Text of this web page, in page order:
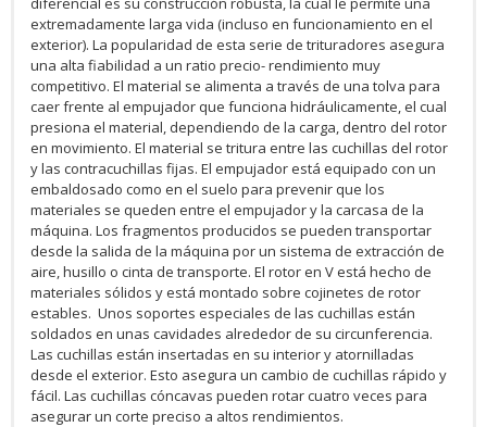
extremadamente larga vida (incluso en funcionamiento en el
exterior). La popularidad de esta serie de trituradores asegura
una alta fiabilidad a un ratio precio- rendimiento muy
competitivo. El material se alimenta a través de una tolva para
caer frente al empujador que funciona hidráulicamente, el cual
presiona el material, dependiendo de la carga, dentro del rotor
en movimiento. El material se tritura entre las cuchillas del rotor
y las contracuchillas fijas. El empujador está equipado con un
embaldosado como en el suelo para prevenir que los
materiales se queden entre el empujador y la carcasa de la
máquina. Los fragmentos producidos se pueden transportar
desde la salida de la máquina por un sistema de extracción de
aire, husillo o cinta de transporte. El rotor en V está hecho de
materiales sólidos y está montado sobre cojinetes de rotor
estables. Unos soportes especiales de las cuchillas están
soldados en unas cavidades alrededor de su circunferencia.
Las cuchillas están insertadas en su interior y atornilladas
desde el exterior. Esto asegura un cambio de cuchillas rápido y
fácil. Las cuchillas cóncavas pueden rotar cuatro veces para
asegurar un corte preciso a altos rendimientos.